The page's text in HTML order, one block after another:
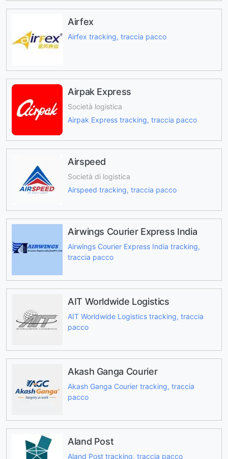
Airfex
Airfex tracking, traccia pacco
Airpak Express
Società logistica
Airpak Express tracking, traccia pacco
Airspeed
Società di logistica
Airspeed tracking, traccia pacco
Airwings Courier Express India
Airwings Courier Express India tracking,
traccia pacco
AIT Worldwide Logistics
AIT Worldwide Logistics tracking, traccia
pacco
Akash Ganga Courier
Akash Ganga Courier tracking, traccia
pacco
Aland Post
Aland Post tracking, traccia pacco